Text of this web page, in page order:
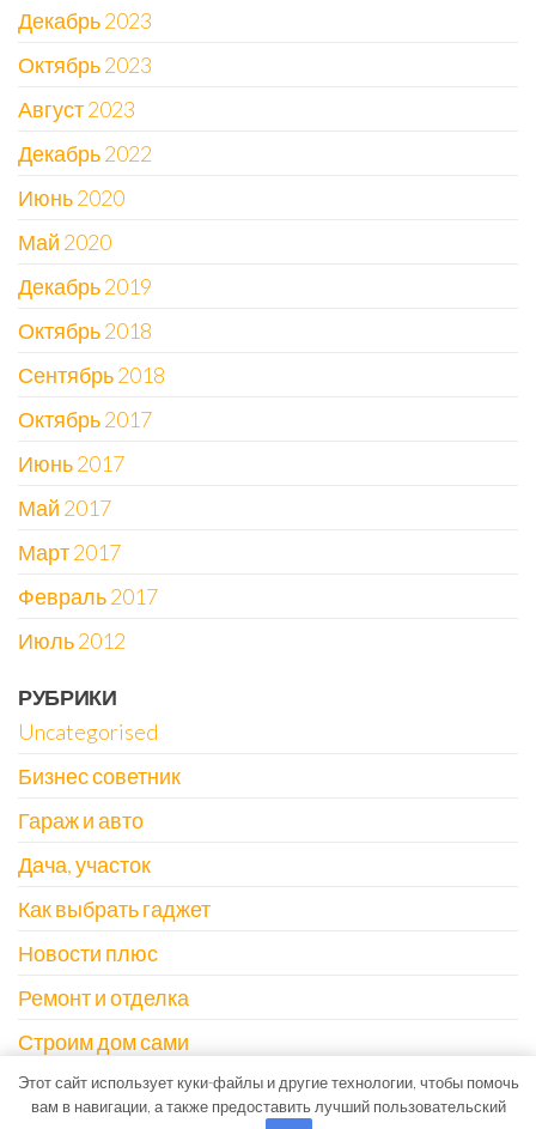
Декабрь 2023
Октябрь 2023
Август 2023
Декабрь 2022
Июнь 2020
Май 2020
Декабрь 2019
Октябрь 2018
Сентябрь 2018
Октябрь 2017
Июнь 2017
Май 2017
Март 2017
Февраль 2017
Июль 2012
РУБРИКИ
Uncategorised
Бизнес советник
Гараж и авто
Дача, участок
Как выбрать гаджет
Новости плюс
Ремонт и отделка
Строим дом сами
Этот сайт использует куки-файлы и другие технологии, чтобы помочь
вам в навигации, а также предоставить лучший пользовательский